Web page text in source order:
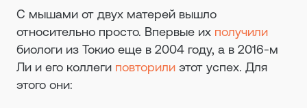
С мышами от двух матерей вышло
относительно просто. Впервые их получили
биологи из Токио еще в 2004 году, а в 2016-м
Ли и его коллеги повторили этот успех. Для
этого они: